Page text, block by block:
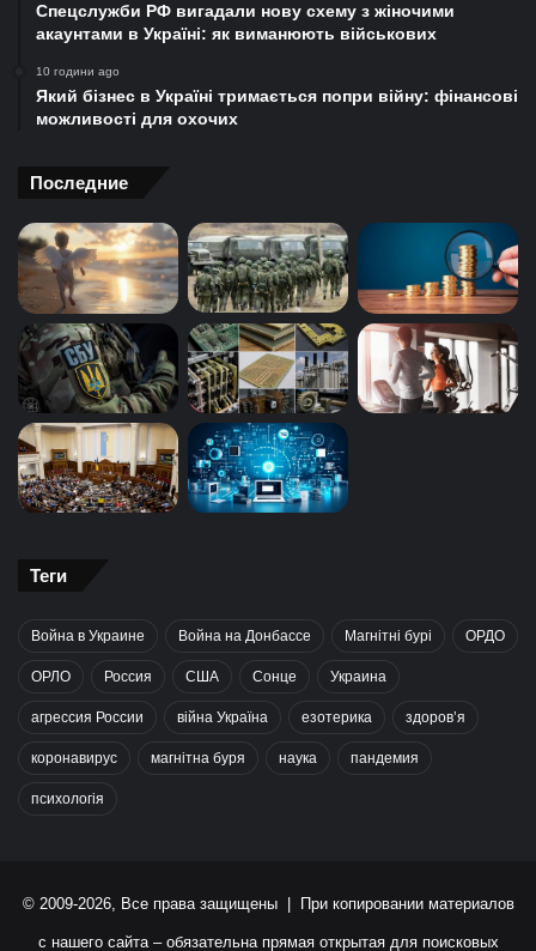
Спецслужби РФ вигадали нову схему з жіночими
акаунтами в Україні: як виманюють військових
10 години ago
Який бізнес в Україні тримається попри війну: фінансові
можливості для охочих
Последние
Теги
Война в Украине Война на Донбассе Магнітні бурі ОРДО
ОРЛО Россия США Сонце Украина
агрессия России війна Україна езотерика здоров’я
коронавирус магнітна буря наука пандемия
психологія
© 2009-2026, Все права защищены | При копировании материалов
с нашего сайта – обязательна прямая открытая для поисковых